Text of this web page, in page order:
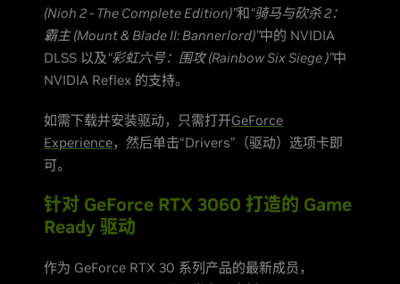
(Nioh 2 - The Complete Edition)”和“骑马与砍杀 2：
霸主 (Mount & Blade II: Bannerlord)”中的 NVIDIA
DLSS 以及“彩虹六号：围攻 (Rainbow Six Siege )”中
NVIDIA Reflex 的支持。
如需下载并安装驱动，只需打开GeForce
Experience，然后单击“Drivers”（驱动）选项卡即
可。
针对 GeForce RTX 3060 打造的 Game
Ready 驱动
作为 GeForce RTX 30 系列产品的最新成员，